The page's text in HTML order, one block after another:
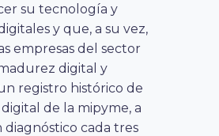
su tecnología y
y que, a su vez,
empresas del sector
digital y
registro histórico de
de la mipyme, a
diagnóstico cada tres